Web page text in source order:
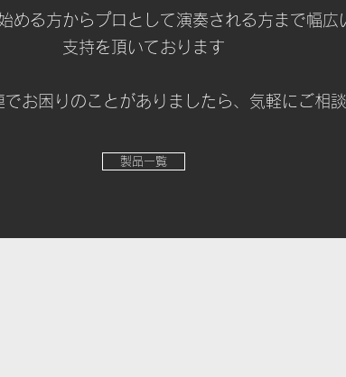
める方からプロとして演奏される方まで幅広
支持を頂いております
でお困りのことがありましたら、気軽にご相
製品一覧